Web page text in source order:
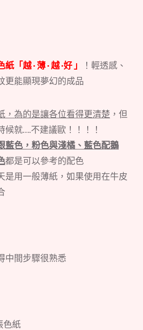
「越 · 薄 · 越 ·好 」
！輕透感、
更能顯現夢幻的成品
，為的是讓各位看得更清楚 ，但
候就….不建議歐！！！！
藍色，粉色與淺橘、藍色配鵝
都是可以參考的配色
是用一般薄紙，如果使用在牛皮
中間步驟很熟悉
色紙